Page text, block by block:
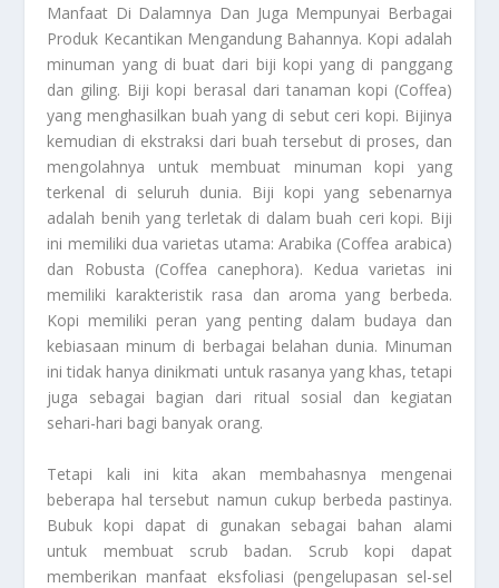
Manfaat Di Dalamnya Dan Juga Mempunyai Berbagai
Produk Kecantikan Mengandung Bahannya. Kopi adalah
minuman yang di buat dari biji kopi yang di panggang
dan giling. Biji kopi berasal dari tanaman kopi (Coffea)
yang menghasilkan buah yang di sebut ceri kopi. Bijinya
kemudian di ekstraksi dari buah tersebut di proses, dan
mengolahnya untuk membuat minuman kopi yang
terkenal di seluruh dunia. Biji kopi yang sebenarnya
adalah benih yang terletak di dalam buah ceri kopi. Biji
ini memiliki dua varietas utama: Arabika (Coffea arabica)
dan Robusta (Coffea canephora). Kedua varietas ini
memiliki karakteristik rasa dan aroma yang berbeda.
Kopi memiliki peran yang penting dalam budaya dan
kebiasaan minum di berbagai belahan dunia. Minuman
ini tidak hanya dinikmati untuk rasanya yang khas, tetapi
juga sebagai bagian dari ritual sosial dan kegiatan
sehari-hari bagi banyak orang.
Tetapi kali ini kita akan membahasnya mengenai
beberapa hal tersebut namun cukup berbeda pastinya.
Bubuk kopi dapat di gunakan sebagai bahan alami
untuk membuat scrub badan. Scrub kopi dapat
memberikan manfaat eksfoliasi (pengelupasan sel-sel